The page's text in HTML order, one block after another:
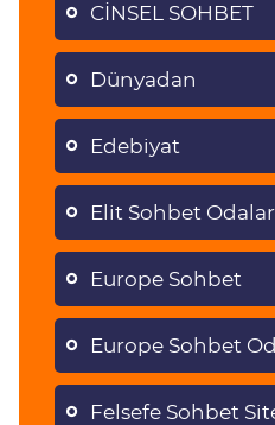
CİNSEL SOHBET
Dünyadan
Edebiyat
Elit Sohbet
Europe Sohbet
Europe Sohbet
Felsefe Sohbet